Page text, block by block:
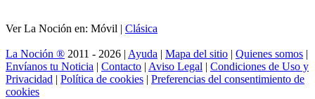
Ver La Noción en: Móvil | Clásica
La Noción ® 2011 - 2026 | Ayuda | Mapa del sitio | Quienes somos |
Envíanos tu Noticia | Contacto | Aviso Legal | Condiciones de Uso y
Privacidad | Política de cookies | Preferencias del consentimiento de
cookies